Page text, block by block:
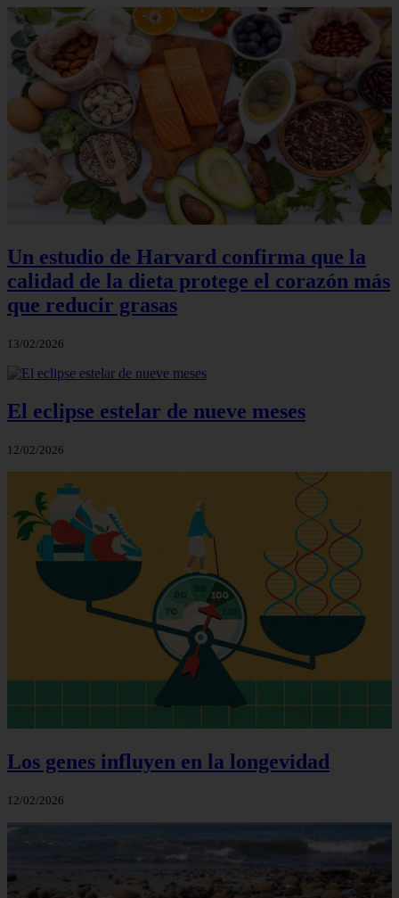
Un estudio de Harvard confirma que la
calidad de la dieta protege el corazón más
que reducir grasas
13/02/2026
El eclipse estelar de nueve meses
12/02/2026
Los genes influyen en la longevidad
12/02/2026